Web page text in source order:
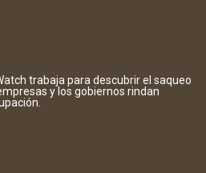
trabaja para descubrir el saqueo
y los gobiernos rindan